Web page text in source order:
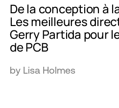
De la conception à
Les meilleures
Gerry Partida pour
de PCB
by Lisa Holmes